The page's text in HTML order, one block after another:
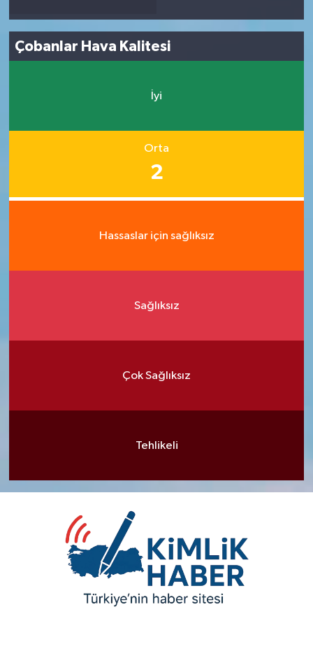
Çobanlar Hava Kalitesi
İyi
Orta
2
Hassaslar için sağlıksız
Sağlıksız
Çok Sağlıksız
Tehlikeli